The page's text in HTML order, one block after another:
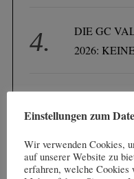
DIE GC
2026:
2026: MEIN
Einstellungen zum
Wir verwenden Cookies,
auf unserer Website zu
erfahren, welche Cookies